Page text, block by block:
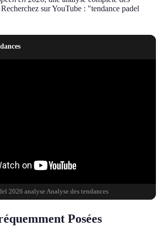
sur YouTube : "tendance padel
2026 analyse Analyse des tendances
Posées